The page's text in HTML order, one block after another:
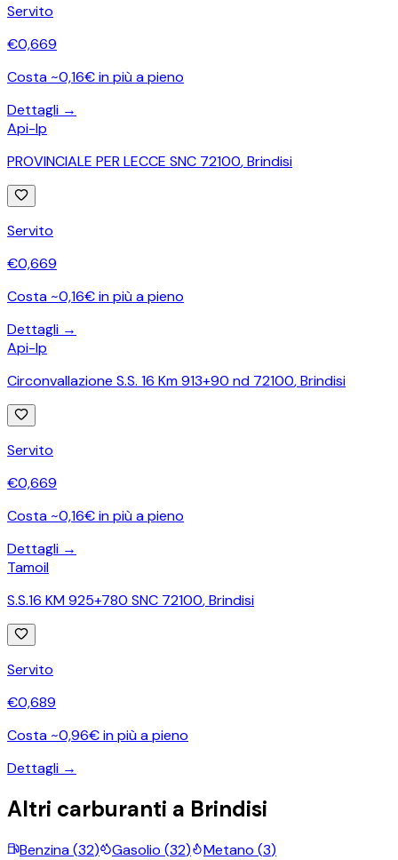
Servito
€0,669
Costa ~0,16€ in più a pieno
Dettagli →
Api-Ip
PROVINCIALE PER LECCE SNC 72100,Brindisi
Servito
€0,669
Costa ~0,16€ in più a pieno
Dettagli →
Api-Ip
Circonvallazione S.S. 16 Km 913+90 nd 72100,Brindisi
Servito
€0,669
Costa ~0,16€ in più a pieno
Dettagli →
Tamoil
S.S.16 KM 925+780 SNC 72100,Brindisi
Servito
€0,689
Costa ~0,96€ in più a pieno
Dettagli →
Altri carburanti a Brindisi
Benzina(32) Gasolio (32) Metano (3)